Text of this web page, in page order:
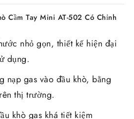
Cầm Tay Mini AT-502 Có Chỉnh
nhỏ gọn, thiết kế hiện đại
dụng.
nạp gas vào đầu khò, bằng
thị trường.
khò gas khá tiết kiệm